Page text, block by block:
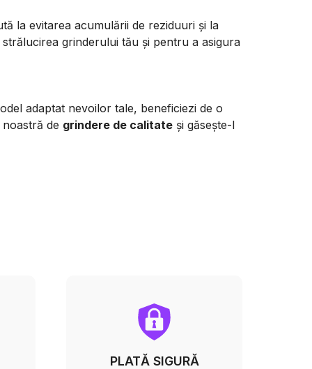
la evitarea acumulării de reziduuri și la
grinderului tău și pentru a asigura
adaptat nevoilor tale, beneficiezi de o
de grindere de calitate și găsește-l
PLATĂ SIGURĂ